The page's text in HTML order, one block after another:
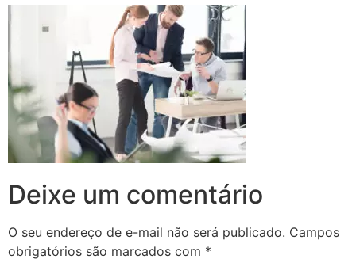
Deixe um comentário
O seu endereço de e-mail não será publicado. Campos
obrigatórios são marcados com *